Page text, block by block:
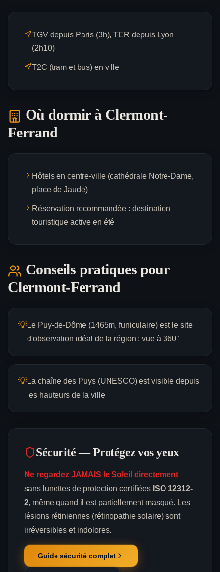
TGV depuis Paris (3h), TER depuis Lyon
(2h10)
T2C (tram et bus) en ville
Où dormir à Clermont-
Ferrand
Hôtels en centre-ville (cathédrale Notre-Dame,
place de Jaude)
Réservation recommandée : destination
touristique active en été
Conseils pratiques pour
Clermont-Ferrand
💡Le Puy-de-Dôme (1465m, funiculaire) est le site
d'observation idéal de la région : vue à 360°
💡La chaîne des Puys (UNESCO) est visible depuis
les hauteurs de la ville
Sécurité — Protégez vos yeux
Ne regardez JAMAIS le Soleil directement
sans lunettes de protection certifiées ISO 12312-
2, même quand il est partiellement masqué. Les
lésions rétiniennes (rétinopathie solaire) sont
irréversibles et indolores.
Guide sécurité complet